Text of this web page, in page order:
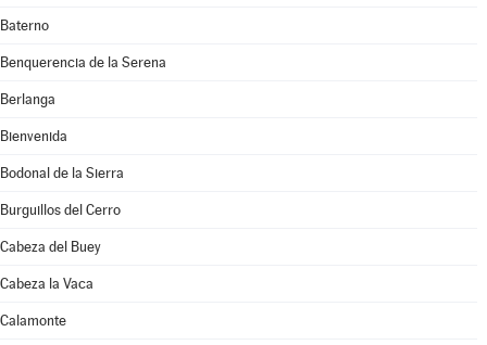
Baterno
Benquerencia de la Serena
Berlanga
Bienvenida
Bodonal de la Sierra
Burguillos del Cerro
Cabeza del Buey
Cabeza la Vaca
Calamonte